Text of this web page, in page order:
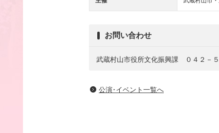
お問い合わせ
武蔵村山市役所文化振興課 ０４２－
公演･イベント一覧へ